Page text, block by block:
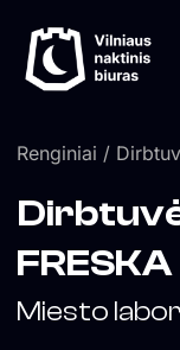
prie
turinio
Renginiai /
FRESKA
Miesto